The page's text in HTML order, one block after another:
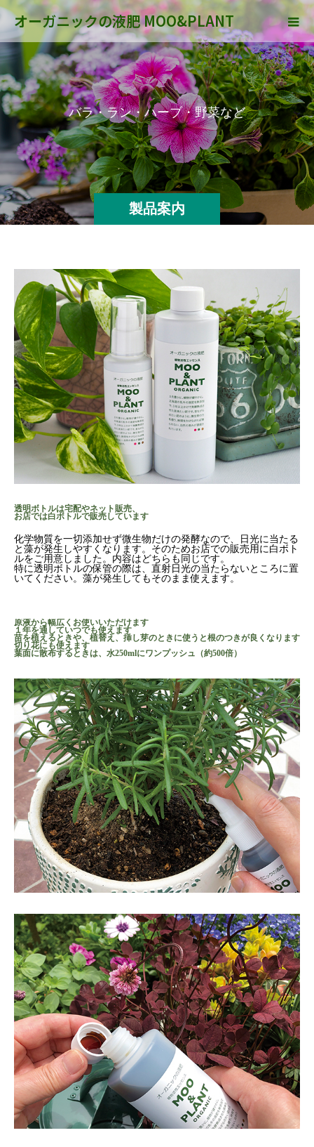
オーガニックの液肥 MOO&PLANT
製品案内
バラ・ラン・ハーブ・野菜など
すべての植物
透明ボトルは宅配やネット販売、
お店では白ボトルで販売しています
化学物質を一切添加せず微生物だけの発酵なので、日光に当たる
と藻が発生しやすくなります。そのためお店での販売用に白ボト
ルをご用意しました。内容はどちらも同じです。
特に透明ボトルの保管の際は、直射日光の当たらないところに置
いてください。藻が発生してもそのまま使えます。
原液から幅広くお使いいただけます
１年を通していつでも使えます
苗を植えるときや、植替え、挿し芽のときに使うと根のつきが良くなります
切り花にも使えます
葉面に散布するときは、水250mlにワンプッシュ（約500倍）